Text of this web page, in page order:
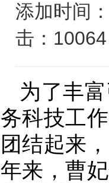
添加时间
击：10064
为了丰
务科技工
团结起来
年来，曹